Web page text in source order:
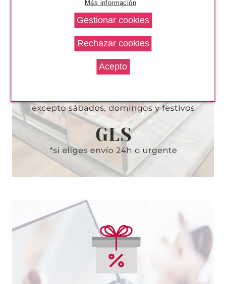
ASTOR
ASTOR COLOR VISION EYE
PALETTE 110 LUXURY
-91% 1.39€
REVOLUTION LONDON
MAKEUP REVOLUTION
HIGHLIGHT PALETA
ILUMINADORES
Más información